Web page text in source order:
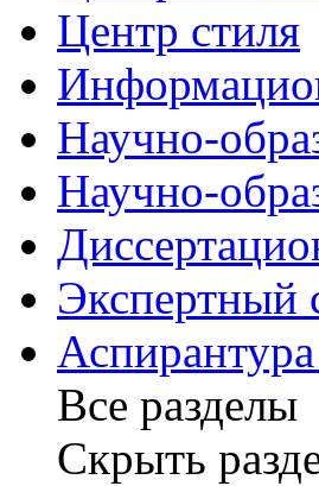
Центр стиля
Научно-
Научно-
Экспертный
Все разделы
Скрыть